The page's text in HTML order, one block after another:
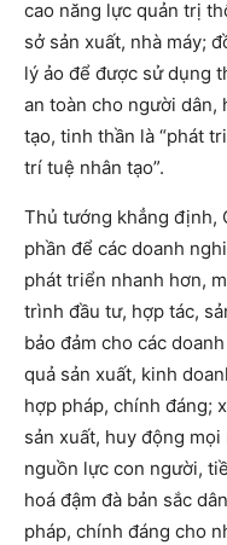
cao năng lực quản trị
sở sản xuất, nhà máy;
lý ảo để được sử dụng
an toàn cho người dân,
tạo, tinh thần là “phát
trí tuệ nhân tạo”.
Thủ tướng khẳng định,
phần để các doanh
phát triển nhanh hơn,
trình đầu tư, hợp tác,
bảo đảm cho các
quả sản xuất, kinh
hợp pháp, chính đáng;
sản xuất, huy động
nguồn lực con người,
hoá đậm đà bản sắc
pháp, chính đáng cho